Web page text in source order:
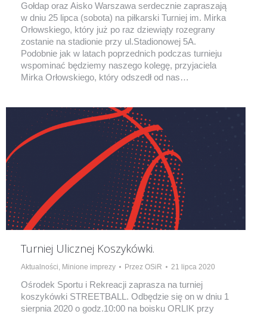
Gołdap oraz Aisko Warszawa serdecznie zapraszają
w dniu 25 lipca (sobota) na piłkarski Turniej im. Mirka
Orłowskiego, który już po raz dziewiąty rozegrany
zostanie na stadionie przy ul.Stadionowej 5A.
Podobnie jak w latach poprzednich podczas turnieju
wspominać będziemy naszego kolegę, przyjaciela
Mirka Orłowskiego, który odszedł od nas…
Turniej Ulicznej Koszykówki.
Aktualności, Minione imprezy Przez OSiR 21 lipca 2020
Ośrodek Sportu i Rekreacji zaprasza na turniej
koszykówki STREETBALL. Odbędzie się on w dniu 1
sierpnia 2020 o godz.10:00 na boisku ORLIK przy